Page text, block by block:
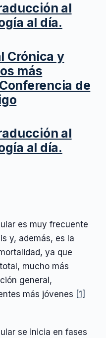
al
al día.
Crónica y
más
de
al
al día.
es muy frecuente
y, además, es la
ya que
mucho más
general,
más jóvenes [1]
se inicia en fases